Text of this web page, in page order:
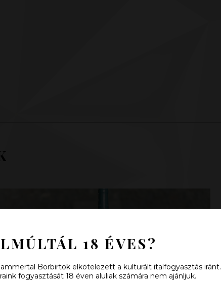
18 ÉVES?
Borbirtok elkötelezett a kulturált italfogyasztás iránt.
fogyasztását 18 éven aluliak számára nem ajánljuk.